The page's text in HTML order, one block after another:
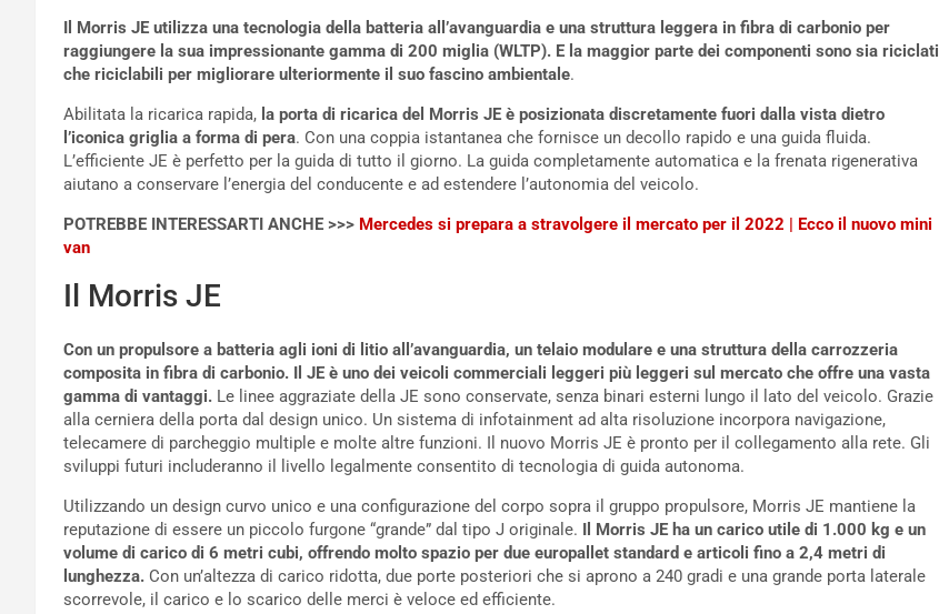
Il Morris JE utilizza una tecnologia della batteria all’avanguardia e una struttura leggera in fibra di carbonio per
raggiungere la sua impressionante gamma di 200 miglia (WLTP). E la maggior parte dei componenti sono sia riciclati
che riciclabili per migliorare ulteriormente il suo fascino ambientale.
Abilitata la ricarica rapida, la porta di ricarica del Morris JE è posizionata discretamente fuori dalla vista dietro
l’iconica griglia a forma di pera. Con una coppia istantanea che fornisce un decollo rapido e una guida fluida.
L’efficiente JE è perfetto per la guida di tutto il giorno. La guida completamente automatica e la frenata rigenerativa
aiutano a conservare l’energia del conducente e ad estendere l’autonomia del veicolo.
POTREBBE INTERESSARTI ANCHE >>> Mercedes si prepara a stravolgere il mercato per il 2022 | Ecco il nuovo mini
van
Il Morris JE
Con un propulsore a batteria agli ioni di litio all’avanguardia, un telaio modulare e una struttura della carrozzeria
composita in fibra di carbonio. Il JE è uno dei veicoli commerciali leggeri più leggeri sul mercato che offre una vasta
gamma di vantaggi. Le linee aggraziate della JE sono conservate, senza binari esterni lungo il lato del veicolo. Grazie
alla cerniera della porta dal design unico. Un sistema di infotainment ad alta risoluzione incorpora navigazione,
telecamere di parcheggio multiple e molte altre funzioni. Il nuovo Morris JE è pronto per il collegamento alla rete. Gli
sviluppi futuri includeranno il livello legalmente consentito di tecnologia di guida autonoma.
Utilizzando un design curvo unico e una configurazione del corpo sopra il gruppo propulsore, Morris JE mantiene la
reputazione di essere un piccolo furgone “grande” dal tipo J originale.
Il Morris JE ha un carico utile di 1.000 kg e un
volume di carico di 6 metri cubi, offrendo molto spazio per due europallet standard e articoli fino a 2,4 metri di
lunghezza. Con un’altezza di carico ridotta, due porte posteriori che si aprono a 240 gradi e una grande porta laterale
scorrevole, il carico e lo scarico delle merci è veloce ed efficiente.